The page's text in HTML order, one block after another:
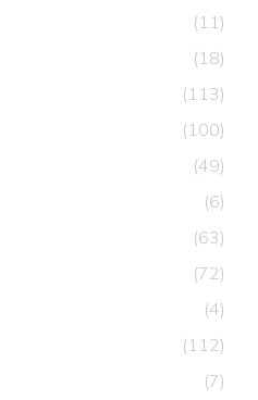
(11)
(18)
(113)
(100)
(49)
(6)
(63)
(72)
(4)
(112)
(7)